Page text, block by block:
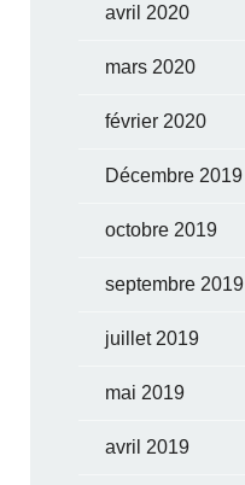
avril 2020
mars 2020
février 2020
Décembre 2019
octobre 2019
septembre 2019
juillet 2019
mai 2019
avril 2019